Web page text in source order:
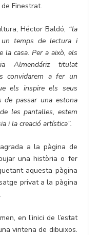
Finestrat.
Héctor Baldó, “la
un temps de lectura i
la casa. Per a això, els
Almendáriz titulat
convidarem a fer un
els inspire els seus
de passar una estona
les pantalles, estem
i la creació artística”.
a la pàgina de
una història o fer
aquesta pàgina
privat a la pàgina
en l’inici de l’estat
vintena de dibuixos.